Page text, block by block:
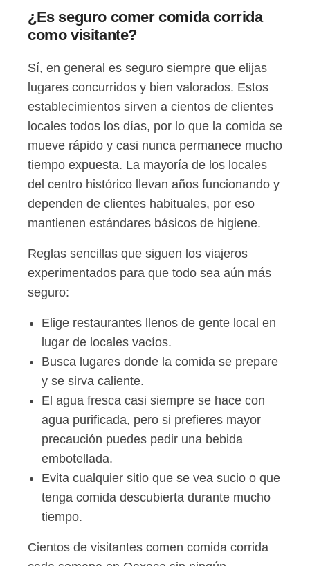
¿Es seguro comer comida corrida
como visitante?
Sí, en general es seguro siempre que elijas
lugares concurridos y bien valorados. Estos
establecimientos sirven a cientos de clientes
locales todos los días, por lo que la comida se
mueve rápido y casi nunca permanece mucho
tiempo expuesta. La mayoría de los locales
del centro histórico llevan años funcionando y
dependen de clientes habituales, por eso
mantienen estándares básicos de higiene.
Reglas sencillas que siguen los viajeros
experimentados para que todo sea aún más
seguro:
Elige restaurantes llenos de gente local en
lugar de locales vacíos.
Busca lugares donde la comida se prepare
y se sirva caliente.
El agua fresca casi siempre se hace con
agua purificada, pero si prefieres mayor
precaución puedes pedir una bebida
embotellada.
Evita cualquier sitio que se vea sucio o que
tenga comida descubierta durante mucho
tiempo.
Cientos de visitantes comen comida corrida